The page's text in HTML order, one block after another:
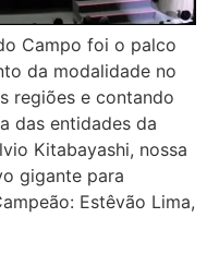
Campo foi o palco
da modalidade no
regiões e contando
das entidades da
Kitabayashi, nossa
gigante para
Estêvão Lima,